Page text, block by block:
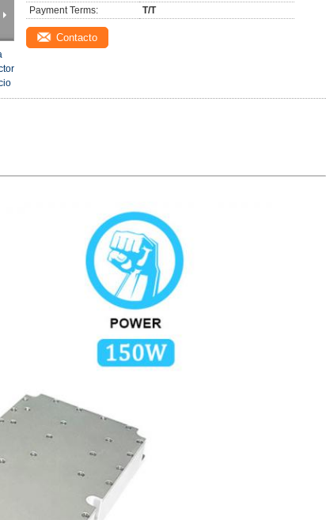
Payment Terms:
T/T
Contacto